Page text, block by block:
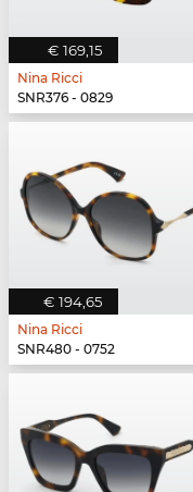
€ 169,15
Nina Ricci
SNR376 - 0829
€ 194,65
Nina Ricci
SNR480 - 0752